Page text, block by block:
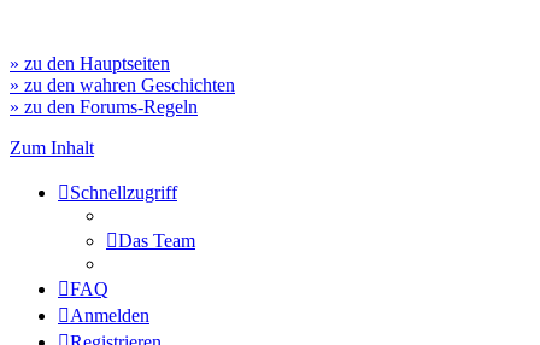
» zu den Hauptseiten
» zu den wahren Geschichten
» zu den Forums-Regeln
Zum Inhalt
Schnellzugriff
Das Team
FAQ
Anmelden